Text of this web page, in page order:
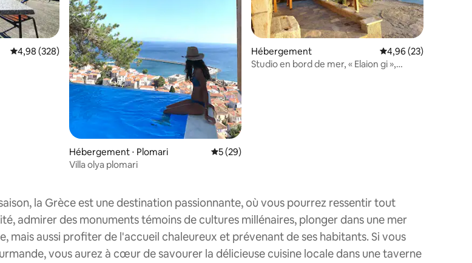
commentaires : 5 sur 5
Évaluation moyenne sur la base de 328 commentaires : 4,98 sur 5
4,98 (328)
Hébergement ⋅ Plomari Évaluation moyenne sur la base de 29 commentaires : 5 sur 5
5 (29)
Villa olya plomari
Hébergement Évaluation moyenne
4,96 (23)
Studio en bord de mer, « Elaion gi »,
la Grèce est une destination passionnante, où vous pourrez ressentir tout
admirer des monuments témoins de cultures millénaires, plonger dans une mer
mais aussi profiter de l'accueil chaleureux et prévenant de ses habitants. Si vous
vous aurez à cœur de savourer la délicieuse cuisine locale dans une taverne